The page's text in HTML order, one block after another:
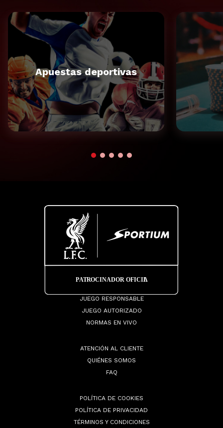
Apuestas deportivas
JUEGO RESPONSABLE
JUEGO AUTORIZADO
NORMAS EN VIVO
ATENCIÓN AL CLIENTE
QUIÉNES SOMOS
FAQ
POLÍTICA DE COOKIES
POLÍTICA DE PRIVACIDAD
TÉRMINOS Y CONDICIONES